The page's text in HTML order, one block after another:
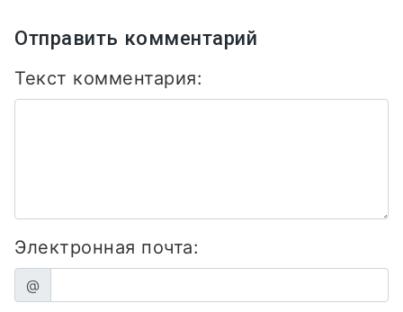
Отправить комментарий
Текст комментария:
Электронная почта:
@